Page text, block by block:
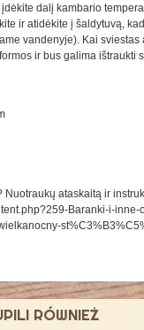
dalį kambario
ir atidėkite į šaldytuvą,
vandenyje). Kai sviestas
ir bus galima ištraukti
Nuotraukų ataskaitą ir
Baranki-i-inne-
RÓWNIEŻ